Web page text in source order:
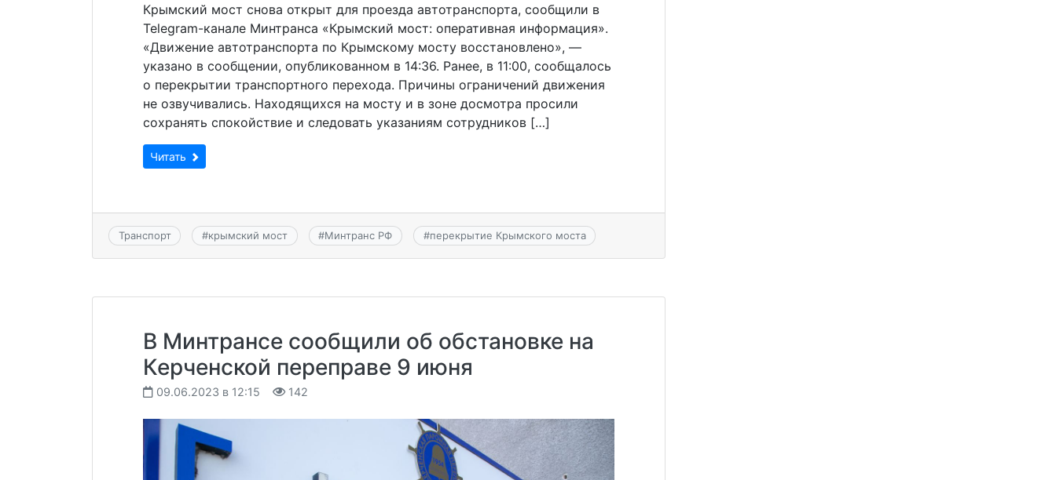
Крымский мост снова открыт для проезда автотранспорта, сообщили в
Telegram-канале Минтранса «Крымский мост: оперативная информация».
«Движение автотранспорта по Крымскому мосту восстановлено», —
указано в сообщении, опубликованном в 14:36. Ранее, в 11:00, сообщалось
о перекрытии транспортного перехода. Причины ограничений движения
не озвучивались. Находящихся на мосту и в зоне досмотра просили
сохранять спокойствие и следовать указаниям сотрудников […]
Читать
Транспорт #крымский мост #Минтранс РФ #перекрытие Крымского моста
В Минтрансе сообщили об обстановке на
Керченской переправе 9 июня
09.06.2023 в 12:15 142